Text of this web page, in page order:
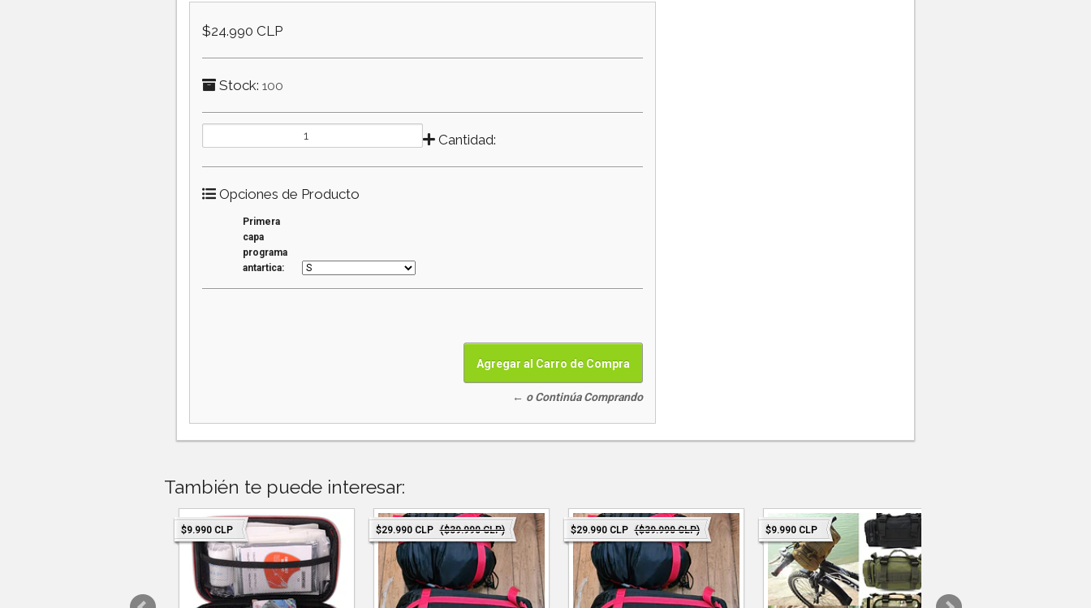
$24.990 CLP
Stock: 100
Cantidad:
Opciones de Producto
Primera
capa
programa
antartica:
← o Continúa Comprando
También te puede interesar:
$9.990 CLP $29.990 CLP ($39.990 CLP) $29.990 CLP ($39.990 CLP) $9.990 CLP